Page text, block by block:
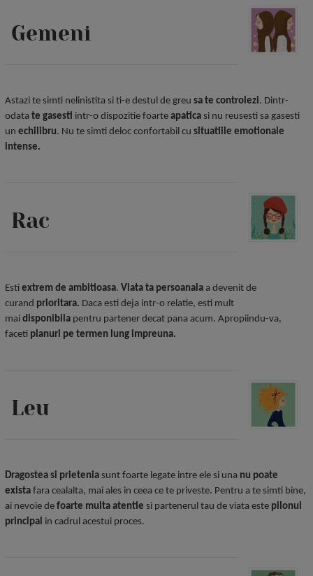
Gemeni
Astazi te simti nelinistita si ti-e destul de greu sa te controlezi. Dintr-
odata te gasesti intr-o dispozitie foarte apatica si nu reusesti sa gasesti
un echilibru. Nu te simti deloc confortabil cu situatiile emotionale
intense.
Rac
Esti extrem de ambitioasa. Viata ta persoanala a devenit de
curand prioritara. Daca esti deja intr-o relatie, esti mult
mai disponibila pentru partener decat pana acum. Apropiindu-va,
faceti planuri pe termen lung impreuna.
Leu
Dragostea si prietenia sunt foarte legate intre ele si una nu poate
exista fara cealalta, mai ales in ceea ce te priveste. Pentru a te simti bine,
ai nevoie de foarte multa atentie si partenerul tau de viata este pilonul
principal in cadrul acestui proces.